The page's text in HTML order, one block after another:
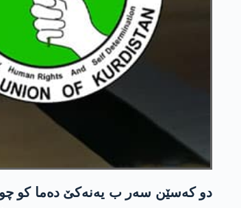
دو کەسێن سەر ب یه‌نه‌كێ دەما کو